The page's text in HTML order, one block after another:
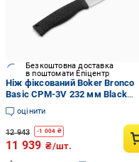
Безкоштовна доставка
в поштомати Епіцентр
Ніж фіксований Boker Bronco
Basic CPM-3V 232 мм Black
(121508)
оцінити
12 943 -1 004 ₴
11 939 ₴/шт.